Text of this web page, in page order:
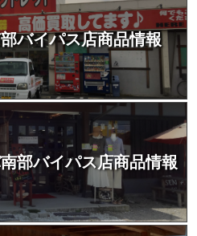
バイパス店商品情報
部バイパス店商品情報